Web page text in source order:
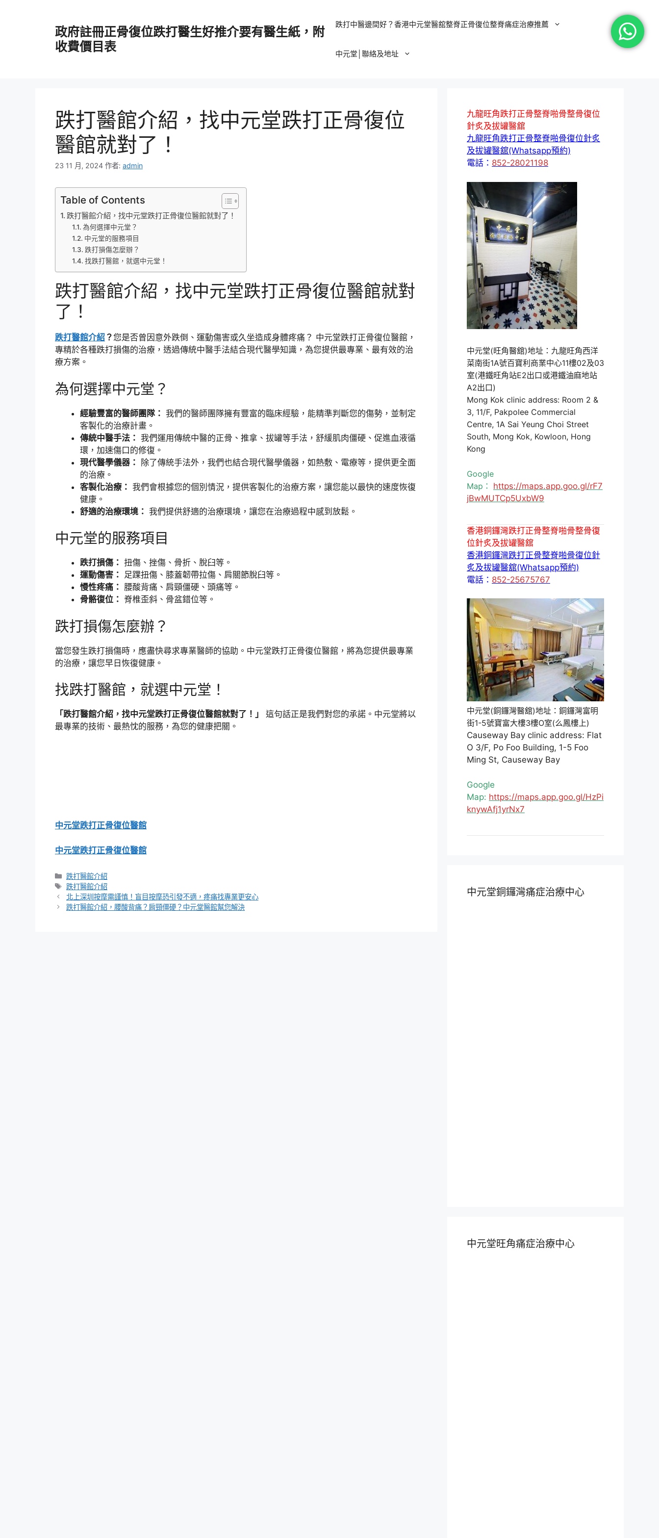
政府註冊正骨復位跌打醫生好推介要有醫生紙，附
收費價目表
跌打中醫邊間好？香港中元堂醫舘整脊正骨復位整脊痛症治療推薦
中元堂│聯絡及地址
跌打醫館介紹，找中元堂跌打正骨復位
醫館就對了！
23 11 月, 2024 作者: admin
Table of Contents
跌打醫館介紹，找中元堂跌打正骨復位醫館就對了！
為何選擇中元堂？
中元堂的服務項目
跌打損傷怎麼辦？
找跌打醫館，就選中元堂！
跌打醫館介紹，找中元堂跌打正骨復位醫館就對
了！
跌打醫館介紹 ？您是否曾因意外跌倒、運動傷害或久坐造成身體疼痛？ 中元堂跌打正骨復位醫館，
專精於各種跌打損傷的治療，透過傳統中醫手法結合現代醫學知識，為您提供最專業、最有效的治
療方案。
為何選擇中元堂？
經驗豐富的醫師團隊： 我們的醫師團隊擁有豐富的臨床經驗，能精準判斷您的傷勢，並制定
客製化的治療計畫。
傳統中醫手法： 我們運用傳統中醫的正骨、推拿、拔罐等手法，舒緩肌肉僵硬、促進血液循
環，加速傷口的修復。
現代醫學儀器：
除了傳統手法外，我們也結合現代醫學儀器，如熱敷、電療等，提供更全面
的治療。
客製化治療： 我們會根據您的個別情況，提供客製化的治療方案，讓您能以最快的速度恢復
健康。
舒適的治療環境： 我們提供舒適的治療環境，讓您在治療過程中感到放鬆。
中元堂的服務項目
跌打損傷： 扭傷、挫傷、骨折、脫臼等。
運動傷害： 足踝扭傷、膝蓋韌帶拉傷、肩關節脫臼等。
慢性疼痛： 腰酸背痛、肩頸僵硬、頭痛等。
骨骼復位： 脊椎歪斜、骨盆錯位等。
跌打損傷怎麼辦？
當您發生跌打損傷時，應盡快尋求專業醫師的協助。中元堂跌打正骨復位醫館，將為您提供最專業
的治療，讓您早日恢復健康。
找跌打醫館，就選中元堂！
「跌打醫館介紹，找中元堂跌打正骨復位醫館就對了！」
這句話正是我們對您的承諾。中元堂將以
最專業的技術、最熱忱的服務，為您的健康把關。
中元堂跌打正骨復位醫館
中元堂跌打正骨復位醫館
分
類
跌打醫館介紹
標
籤
跌打醫館介紹
北上深圳按摩需謹慎！盲目按摩恐引發不適，疼痛找專業更安心
跌打醫館介紹，腰酸背痛？肩頸僵硬？中元堂醫館幫您解決
九龍旺角跌打正骨整脊啪骨整骨復位
針炙及拔罐醫舘
九龍旺角跌打正骨整脊啪骨復位針炙
及拔罐醫舘(Whatsapp預約)
電話： 852-28021198
中元堂(旺角醫舘)地址：九龍旺角西洋
菜南街1A號百寶利商業中心11樓02及03
室(港鐵旺角站E2出口或港鐵油麻地站
A2出口)
Mong Kok clinic address: Room 2 &
3, 11/F, Pakpolee Commercial
Centre, 1A Sai Yeung Choi Street
South, Mong Kok, Kowloon, Hong
Kong
Google
Map： https://maps.app.goo.gl/rF7
jBwMUTCp5UxbW9
香港銅鑼灣跌打正骨整脊啪骨整骨復
位針炙及拔罐醫舘
香港銅鑼灣跌打正骨整脊啪骨復位針
炙及拔罐醫舘(Whatsapp預約)
電話： 852-25675767
中元堂(銅鑼灣醫舘)地址：銅鑼灣富明
街1-5號寶富大樓3樓O室(么鳳樓上)
Causeway Bay clinic address: Flat
O 3/F, Po Foo Building, 1-5 Foo
Ming St, Causeway Bay
Google
Map: https://maps.app.goo.gl/HzPi
knywAfj1yrNx7
中元堂銅鑼灣痛症治療中心
中元堂旺角痛症治療中心